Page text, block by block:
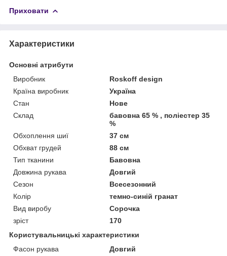
Приховати
Характеристики
Основні атрибути
Виробник
Roskoff design
Країна виробник
Україна
Стан
Нове
Склад
бавовна 65 % , поліестер 35
%
Обхоплення шиї
37 см
Обхват грудей
88 см
Тип тканини
Бавовна
Довжина рукава
Довгий
Сезон
Всесезонний
Колір
темно-синій гранат
Вид виробу
Сорочка
зріст
170
Користувальницькі характеристики
Фасон рукава
Довгий